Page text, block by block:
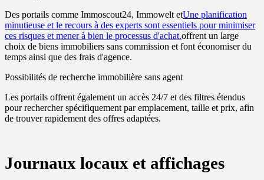
Des portails comme Immoscout24, Immowelt etUne planification
minutieuse et le recours à des experts sont essentiels pour minimiser
ces risques et mener à bien le processus d'achat.offrent un large
choix de biens immobiliers sans commission et font économiser du
temps ainsi que des frais d'agence.
Possibilités de recherche immobilière sans agent
Les portails offrent également un accès 24/7 et des filtres étendus
pour rechercher spécifiquement par emplacement, taille et prix, afin
de trouver rapidement des offres adaptées.
Journaux locaux et affichages